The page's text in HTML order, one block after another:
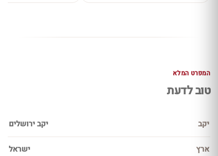
המפרט המלא
טוב לדעת
יקב יקב ירושלים
ארץ ישראל